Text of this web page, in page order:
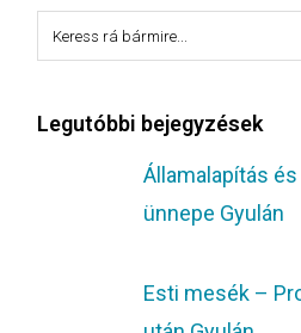
Legutóbbi bejegyzések
Államalapítás
ünnepe Gyulán
Esti mesék –